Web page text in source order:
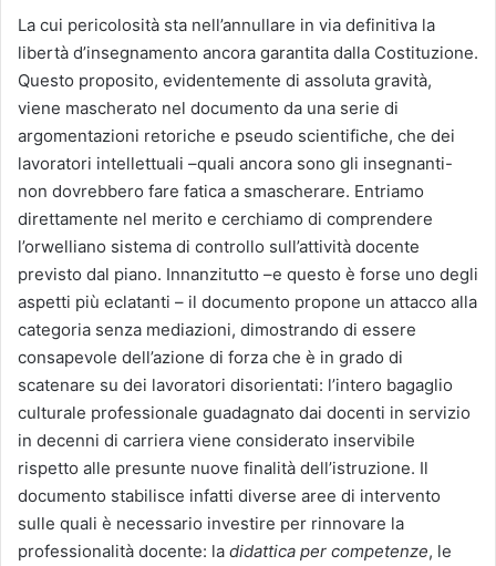
La cui pericolosità sta nell’annullare in via definitiva la
libertà d’insegnamento ancora garantita dalla Costituzione.
Questo proposito, evidentemente di assoluta gravità,
viene mascherato nel documento da una serie di
argomentazioni retoriche e pseudo scientifiche, che dei
lavoratori intellettuali –quali ancora sono gli insegnanti-
non dovrebbero fare fatica a smascherare. Entriamo
direttamente nel merito e cerchiamo di comprendere
l’orwelliano sistema di controllo sull’attività docente
previsto dal piano. Innanzitutto –e questo è forse uno degli
aspetti più eclatanti – il documento propone un attacco alla
categoria senza mediazioni, dimostrando di essere
consapevole dell’azione di forza che è in grado di
scatenare su dei lavoratori disorientati: l’intero bagaglio
culturale professionale guadagnato dai docenti in servizio
in decenni di carriera viene considerato inservibile
rispetto alle presunte nuove finalità dell’istruzione. Il
documento stabilisce infatti diverse aree di intervento
sulle quali è necessario investire per rinnovare la
professionalità docente: la didattica per competenze, le